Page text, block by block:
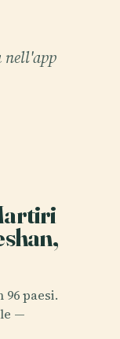
nell'app
96 paesi.
—